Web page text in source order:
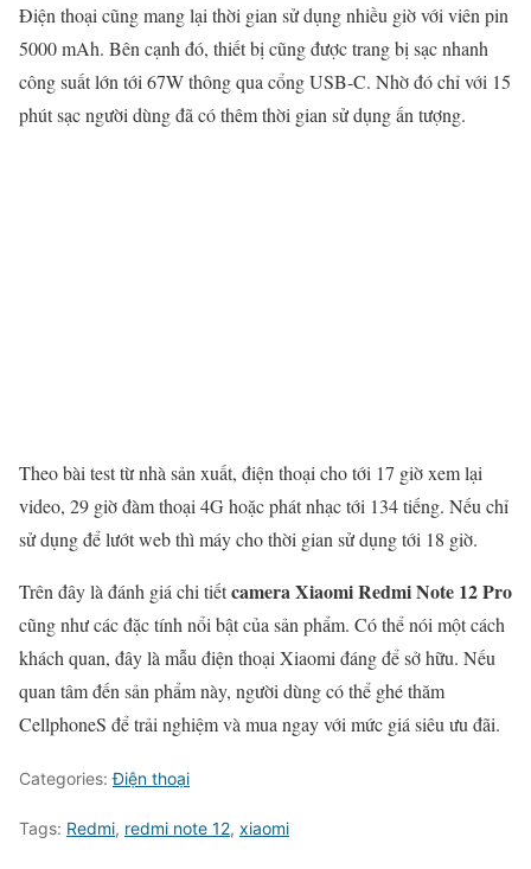
Điện thoại cũng mang lại thời gian sử dụng nhiều giờ với viên pin
5000 mAh. Bên cạnh đó, thiết bị cũng được trang bị sạc nhanh
công suất lớn tới 67W thông qua cổng USB-C. Nhờ đó chỉ với 15
phút sạc người dùng đã có thêm thời gian sử dụng ấn tượng.
Theo bài test từ nhà sản xuất, điện thoại cho tới 17 giờ xem lại
video, 29 giờ đàm thoại 4G hoặc phát nhạc tới 134 tiếng. Nếu chỉ
sử dụng để lướt web thì máy cho thời gian sử dụng tới 18 giờ.
Trên đây là đánh giá chi tiếtcamera Xiaomi Redmi Note 12 Pro
cũng như các đặc tính nổi bật của sản phẩm. Có thể nói một cách
khách quan, đây là mẫu điện thoại Xiaomi đáng để sở hữu. Nếu
quan tâm đến sản phẩm này, người dùng có thể ghé thăm
CellphoneS để trải nghiệm và mua ngay với mức giá siêu ưu đãi.
Categories:Điện thoại
Tags: Redmi, redmi note 12, xiaomi